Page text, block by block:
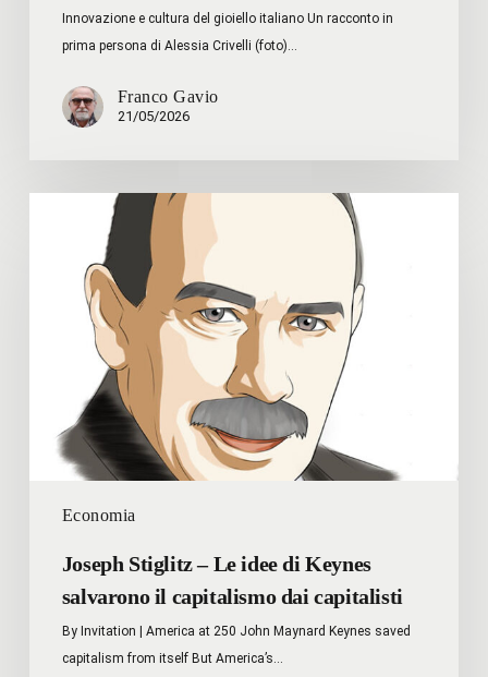
Innovazione e cultura del gioiello italiano Un racconto in
prima persona di Alessia Crivelli (foto)…
Franco Gavio
21/05/2026
Economia
salvarono
capitalismo
Joseph Stiglitz – Le idee di Keynes
salvarono il capitalismo dai capitalisti
By Invitation | America at 250 John Maynard Keynes saved
capitalism from itself But America’s…